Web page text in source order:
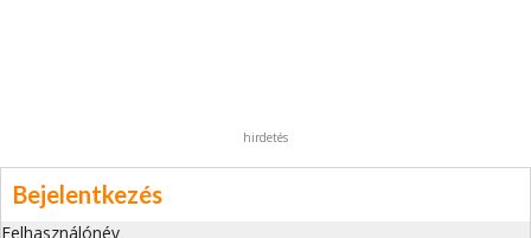
hirdetés
Bejelentkezés
Felhasználónév